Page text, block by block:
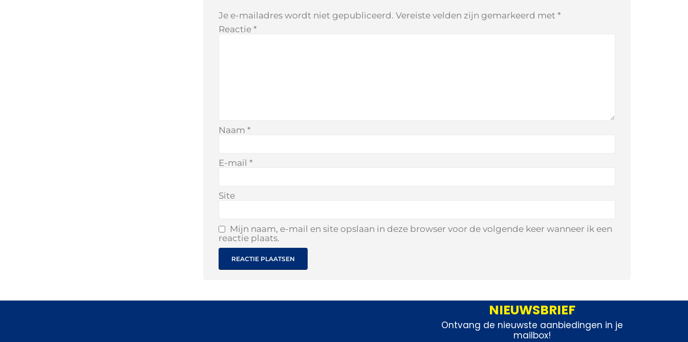
Je e-mailadres wordt niet gepubliceerd. Vereiste velden zijn gemarkeerd met *
Reactie *
Naam *
E-mail *
Site
Mijn naam, e-mail en site opslaan in deze browser voor de volgende keer wanneer ik een
reactie plaats.
NIEUWSBRIEF
Ontvang de nieuwste aanbiedingen in je
mailbox!